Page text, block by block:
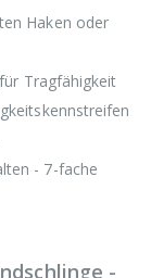
Haken oder
Tragfähigkeit
- 7-fache
-